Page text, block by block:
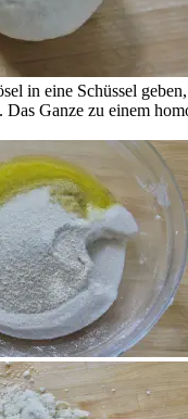
in eine Schüssel
Das Ganze zu einem